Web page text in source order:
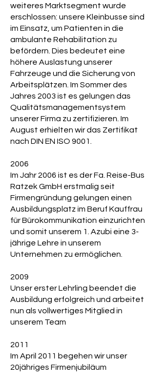
weiteres Marktsegment wurde
erschlossen: unsere Kleinbusse sind
im Einsatz, um Patienten in die
ambulante Rehabilitation zu
befördern. Dies bedeutet eine
höhere Auslastung unserer
Fahrzeuge und die Sicherung von
Arbeitsplätzen. Im Sommer des
Jahres 2003 ist es gelungen das
Qualitätsmanagementsystem
unserer Firma zu zertifizieren. Im
August erhielten wir das Zertifikat
nach DIN EN ISO 9001.
2006
Im Jahr 2006 ist es der Fa. Reise-Bus
Ratzek GmbH erstmalig seit
Firmengründung gelungen einen
Ausbildungsplatz im Beruf Kauffrau
für Bürokommunikation einzurichten
und somit unserem 1. Azubi eine 3-
jährige Lehre in unserem
Unternehmen zu ermöglichen.
2009
Unser erster Lehrling beendet die
Ausbildung erfolgreich und arbeitet
nun als vollwertiges Mitglied in
unserem Team
2011
Im April 2011 begehen wir unser
20jähriges Firmenjubiläum